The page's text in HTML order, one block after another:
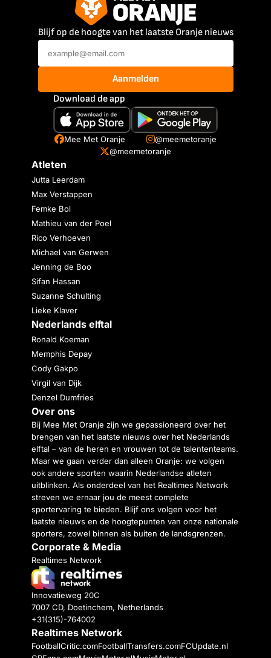
Blijf op de hoogte van het laatste Oranje nieuws
Aanmelden
Download de app
Mee Met Oranje
@meemetoranje
@meemetoranje
Atleten
Jutta Leerdam
Max Verstappen
Femke Bol
Mathieu van der Poel
Rico Verhoeven
Michael van Gerwen
Jenning de Boo
Sifan Hassan
Suzanne Schulting
Lieke Klaver
Nederlands elftal
Ronald Koeman
Memphis Depay
Cody Gakpo
Virgil van Dijk
Denzel Dumfries
Over ons
Bij Mee Met Oranje zijn we gepassioneerd over het
brengen van het laatste nieuws over het Nederlands
elftal – van de heren en vrouwen tot de talententeams.
Maar we gaan verder dan alleen Oranje: we volgen
ook andere sporten waarin Nederlandse atleten
uitblinken. Als onderdeel van het Realtimes Network
streven we ernaar jou de meest complete
sportervaring te bieden. Blijf ons volgen voor het
laatste nieuws en de hoogtepunten van onze nationale
sporters, zowel binnen als buiten de landsgrenzen.
Corporate & Media
Realtimes Network
Innovatieweg 20C
7007 CD, Doetinchem, Netherlands
+31(315)-764002
Realtimes Network
FootballCritic.comFootballTransfers.comFCUpdate.nl